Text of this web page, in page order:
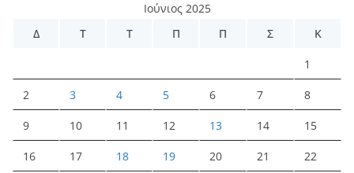
Ιούνιος 2025
Δ
Τ Τ Π Π Σ Κ
1
2 3 4 5 6 7 8
9 10 11 12 13 14 15
16 17 18 19 20 21 22